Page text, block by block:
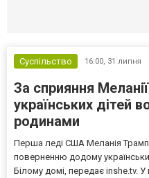
Суспільство 16:00, 31 липня
За сприяння
українських дітей
родинами
Перша леді США Меланія Трамп
поверненню додому
Білому домі, передає inshe.tv.